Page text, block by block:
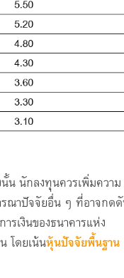
น นักลงทุนควรเพิ่มความ
ารณาปัจจัยอื่น ๆ ที่อาจกด
รเงินของธนาคารแห่ง
โดยเน้นหุ้นปัจจัยพื้นฐาน